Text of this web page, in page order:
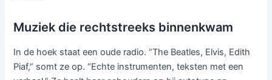
Muziek die rechtstreeks binnenkwam
In de hoek staat een oude radio. “The Beatles, Elvis, Edith
Piaf,” somt ze op. “Echte instrumenten, teksten met een